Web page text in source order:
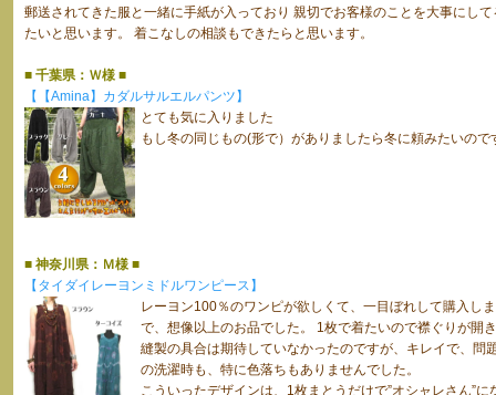
郵送されてきた服と一緒に手紙が入っており 親切でお客様のことを大事にし
たいと思います。 着こなしの相談もできたらと思います。
■ 千葉県：Ｗ様 ■
【【Amina】カダルサルエルパンツ】
とても気に入りました
もし冬の同じもの(形で）がありましたら冬に頼みたいの
■ 神奈川県：Ｍ様 ■
【タイダイレーヨンミドルワンピース】
レーヨン100％のワンピが欲しくて、一目ぼれして購入し
で、想像以上のお品でした。 1枚で着たいので襟ぐりが開
縫製の具合は期待していなかったのですが、キレイで、問
の洗濯時も、特に色落ちもありませんでした。
こういったデザインは、1枚まとうだけで”オシャレさん”